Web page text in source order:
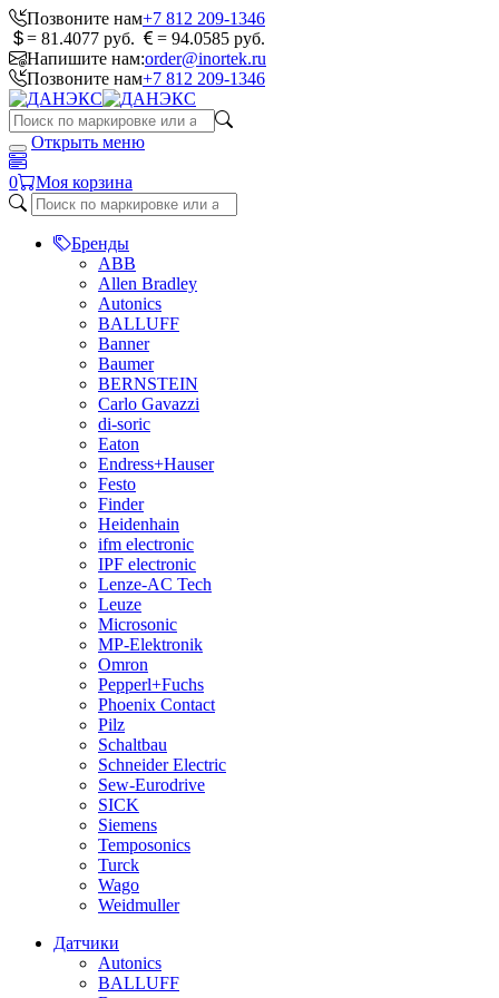
Позвоните нам+7 812 209-1346
= 81.4077 руб.
= 94.0585 руб.
Напишите нам:order@inortek.ru
Позвоните нам+7 812 209-1346
Открыть меню
0 Моя корзина
Бренды
ABB
Allen Bradley
Autonics
BALLUFF
Banner
Baumer
BERNSTEIN
Carlo Gavazzi
di-soric
Eaton
Endress+Hauser
Festo
Finder
Heidenhain
ifm electronic
IPF electronic
Lenze-AC Tech
Leuze
Microsonic
MP-Elektronik
Omron
Pepperl+Fuchs
Phoenix Contact
Pilz
Schaltbau
Schneider Electric
Sew-Eurodrive
SICK
Siemens
Temposonics
Turck
Wago
Weidmuller
Датчики
Autonics
BALLUFF